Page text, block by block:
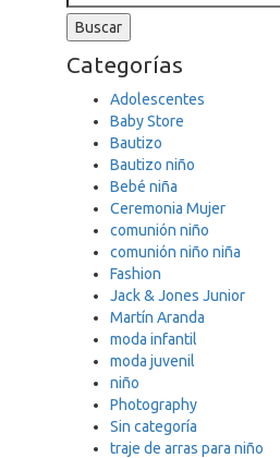
for:
Buscar
Categorías
Adolescentes
Baby Store
Bautizo
Bautizo niño
Bebé niña
Ceremonia Mujer
comunión niño
comunión niño niña
Fashion
Jack & Jones Junior
Martín Aranda
moda infantil
moda juvenil
niño
Photography
Sin categoría
traje de arras para niño